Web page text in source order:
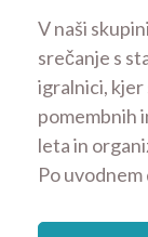
V naši
srečanje s
igralnici, kjer
pomembnih
leta in
Po